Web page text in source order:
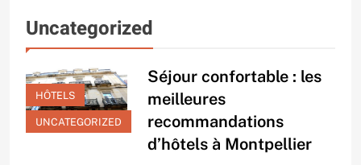
Uncategorized
HÔTELS
UNCATEGORIZED
Séjour confortable : les
meilleures
recommandations
d’hôtels à Montpellier